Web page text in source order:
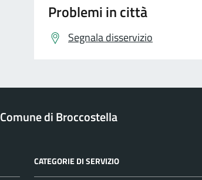
Problemi in città
Segnala disservizio
Comune di Broccostella
CATEGORIE DI SERVIZIO